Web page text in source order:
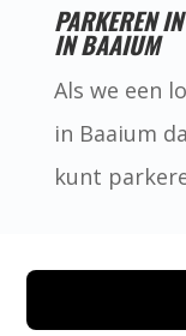
PARKEREN
IN BAAIUM
Als we een
in Baaium
kunt